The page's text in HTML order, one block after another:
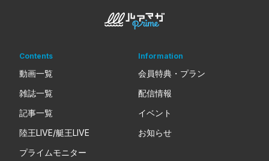
Contents
動画一覧
雑誌一覧
記事一覧
陸王LIVE/艇王LIVE
プライムモニター
Information
会員特典・プラン
配信情報
イベント
お知らせ